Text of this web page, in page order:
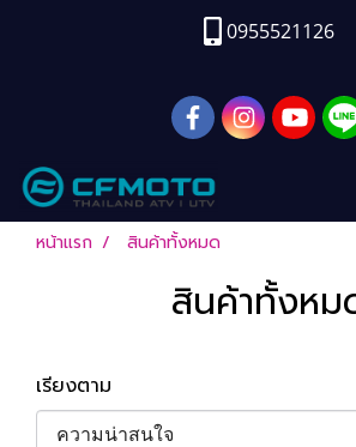
0955521126
หน้าแรก สินค้าทั้งหมด
สินค้าทั้งหม
เรียงตาม